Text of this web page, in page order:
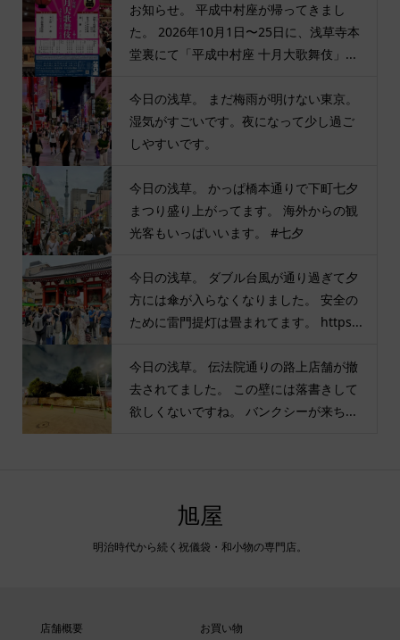
お知らせ。 平成中村座が帰ってきまし
た。 2026年10月1日〜25日に、浅草寺本
堂裏にて「平成中村座 十月大歌舞伎」...
今日の浅草。 まだ梅雨が明けない東京。
湿気がすごいです。夜になって少し過ご
しやすいです。
今日の浅草。 かっぱ橋本通りで下町七夕
まつり盛り上がってます。 海外からの観
光客もいっぱいいます。 #七夕
今日の浅草。 ダブル台風が通り過ぎて夕
方には傘が入らなくなりました。 安全の
ために雷門提灯は畳まれてます。 https...
今日の浅草。 伝法院通りの路上店舗が撤
去されてました。 この壁には落書きして
欲しくないですね。 バンクシーが来ち...
旭屋
明治時代から続く祝儀袋・和小物の専門店。
店舗概要 お買い物